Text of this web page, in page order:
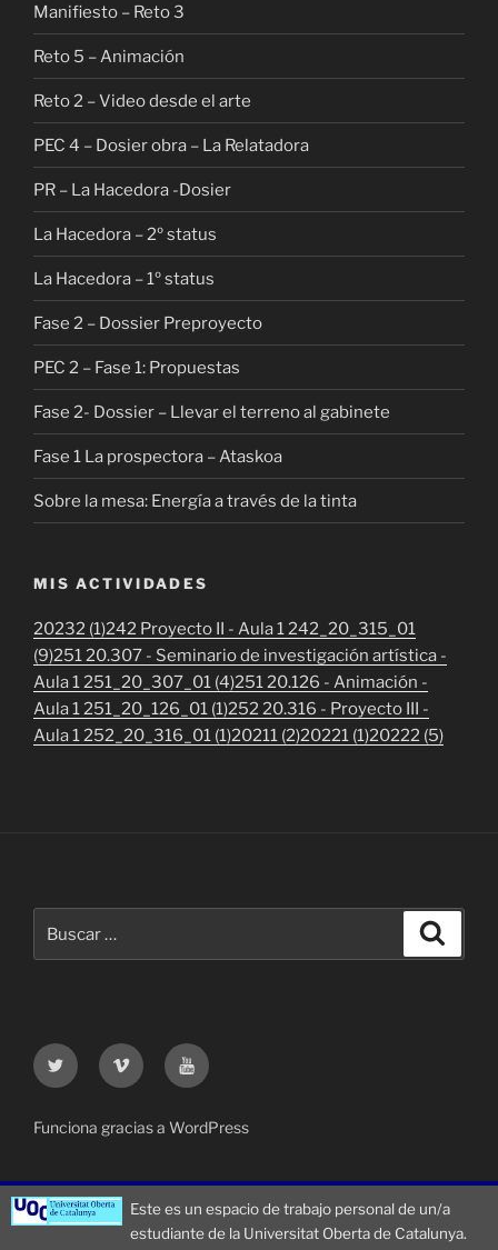
Manifiesto – Reto 3
Reto 5 – Animación
Reto 2 – Video desde el arte
PEC 4 – Dosier obra – La Relatadora
PR – La Hacedora -Dosier
La Hacedora – 2º status
La Hacedora – 1º status
Fase 2 – Dossier Preproyecto
PEC 2 – Fase 1: Propuestas
Fase 2- Dossier – Llevar el terreno al gabinete
Fase 1 La prospectora – Ataskoa
Sobre la mesa: Energía a través de la tinta
MIS ACTIVIDADES
20232 (1)242 Proyecto II - Aula 1 242_20_315_01
(9)251 20.307 - Seminario de investigación artística -
Aula 1 251_20_307_01 (4)251 20.126 - Animación -
Aula 1 251_20_126_01 (1)252 20.316 - Proyecto III -
Aula 1 252_20_316_01 (1)20211 (2)20221 (1)20222 (5)
por:
Twitter
UOC
Vimeo
UOC
Youtube
UOC
Funciona gracias a WordPress
Este es un espacio de trabajo personal de un/a
estudiante de la Universitat Oberta de Catalunya.